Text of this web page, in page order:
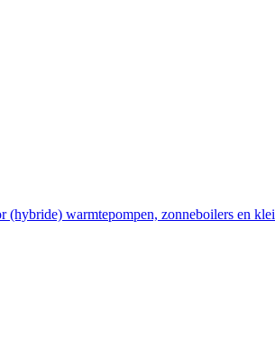
warmtepompen, zonneboilers en